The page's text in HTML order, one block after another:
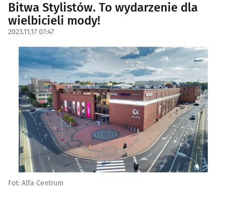
Bitwa Stylistów. To wydarzenie dla
wielbicieli mody!
2023.11.17 07:47
Fot: Alfa Centrum